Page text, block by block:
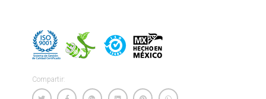
Compartir: